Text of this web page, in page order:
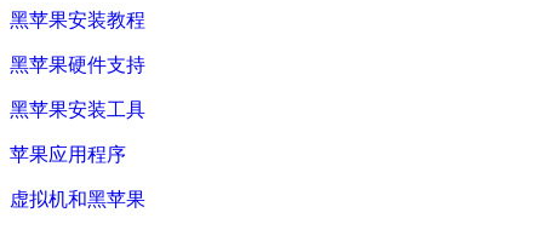
黑苹果安装教程
黑苹果硬件支持
黑苹果安装工具
苹果应用程序
虚拟机和黑苹果